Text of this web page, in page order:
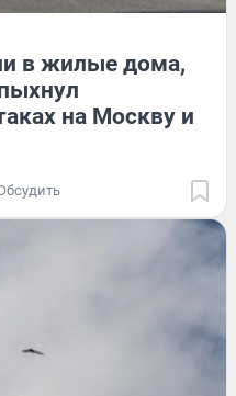
в жилые дома,
на Москву и